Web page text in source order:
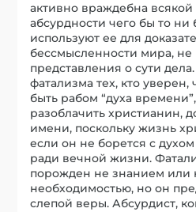
активно враждебна
абсурдности чего бы то ни
используют ее для
бессмысленности мира, не
представления о сути дела.
фатализма тех, кто
быть рабом “духа
разоблачить христианин,
имени, поскольку жизнь
если он не борется с
ради вечной жизни.
порожден не знанием или
необходимостью, но он
слепой веры. Абсурдист,